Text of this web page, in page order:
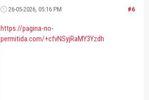
#6
26-05-2026, 05:16 PM
https://pagina-no-
permitida.com/+cfvNSyjRaMY3Yzdh